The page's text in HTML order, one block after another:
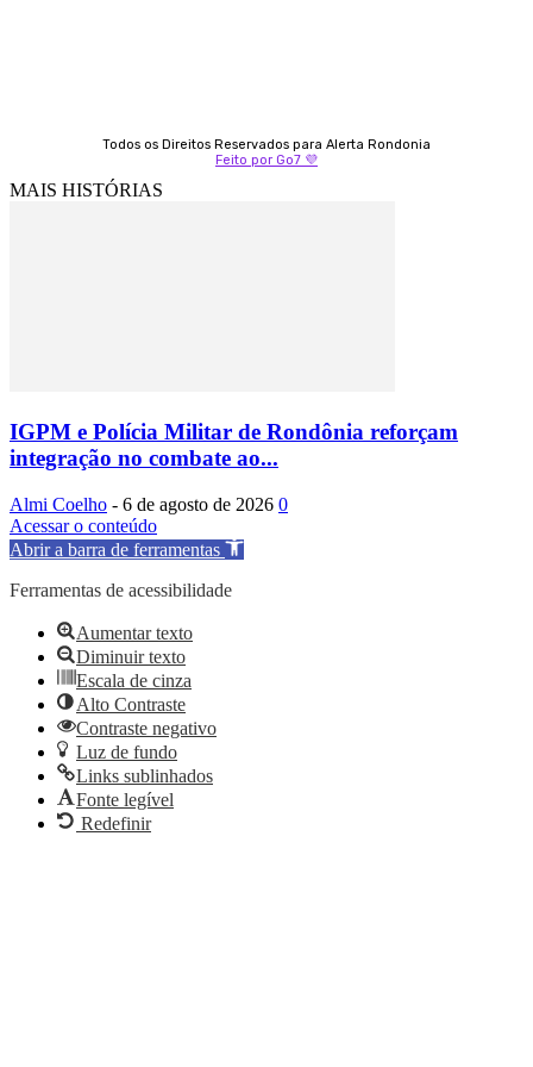
Todos os Direitos Reservados para Alerta Rondonia
Feito por Go7 💜
MAIS HISTÓRIAS
IGPM e Polícia Militar de Rondônia reforçam
integração no combate ao...
Almi Coelho - 6 de agosto de 2026 0
Acessar o conteúdo
Abrir a barra de ferramentas
Ferramentas de acessibilidade
Aumentar texto
Diminuir texto
Escala de cinza
Alto Contraste
Contraste negativo
Luz de fundo
Links sublinhados
Fonte legível
Redefinir